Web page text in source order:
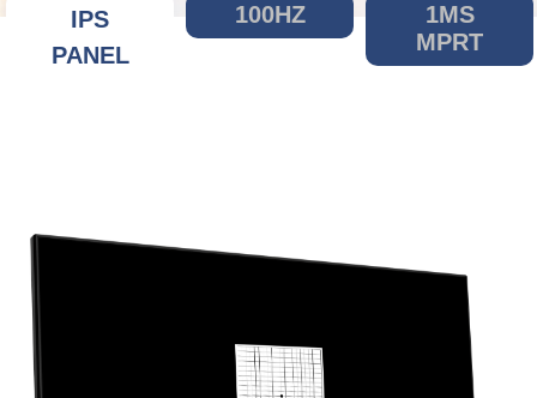
IPS
PANEL
100HZ
1MS
MPRT